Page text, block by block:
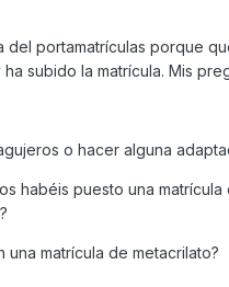
del portamatrículas porque
subido la matrícula. Mis
o hacer alguna
habéis puesto una
matrícula de metacrilato?